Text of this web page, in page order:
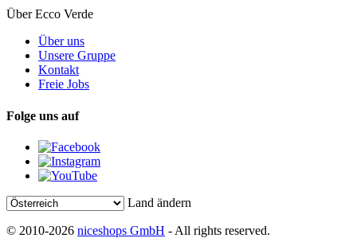
Über Ecco Verde
Über uns
Unsere Gruppe
Kontakt
Freie Jobs
Folge uns auf
Land ändern
© 2010-2026 niceshops GmbH - All rights reserved.